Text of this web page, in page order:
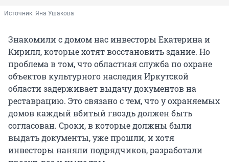
Источник: Яна Ушакова
Знакомили с домом нас инвесторы Екатерина и
Кирилл, которые хотят восстановить здание. Но
проблема в том, что областная служба по охране
объектов культурного наследия Иркутской
области задерживает выдачу документов на
реставрацию. Это связано с тем, что у охраняемых
домов каждый вбитый гвоздь должен быть
согласован. Сроки, в которые должны были
выдать документы, уже прошли, и хотя
инвесторы наняли подрядчиков, разработали